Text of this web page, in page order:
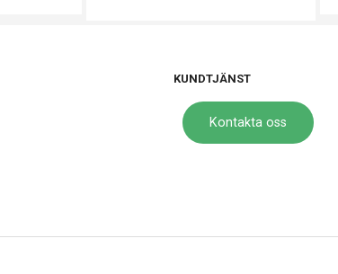
KUNDTJÄNST
Kontakta oss